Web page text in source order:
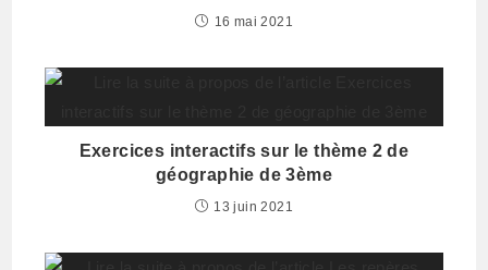
16 mai 2021
Exercices interactifs sur le thème 2 de
géographie de 3ème
13 juin 2021